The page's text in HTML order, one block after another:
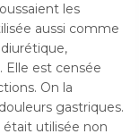
les
aussi comme
Elle est censée
On la
gastriques.
utilisée non